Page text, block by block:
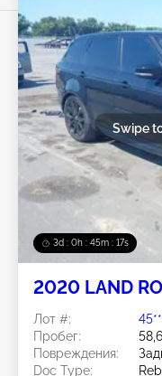
3d : 0h : 45m : 14s
Swipe
2020 LAND
Лот #:
Пробег:
Повреждения:
Doc Type: